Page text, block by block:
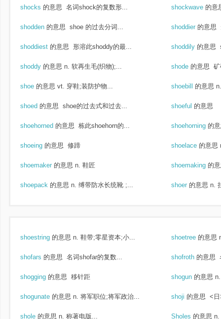
shocks 的意思 名词shock的复数形... shockwave 的意
shodden 的意思 shoe 的过去分词... shoddier 的意思
shoddiest 的意思 形溶此shoddy的最... shoddily 的意思
shoddy 的意思 n. 软再生毛(织物);... shode 的意思
shoe 的意思 vt. 穿鞋;装防护物... shoebill 的意思
shoed 的意思 shoe的过去式和过去... shoeful 的意思
shoehorned 的意思 栋此shoehorn的... shoehorning 的
shoeing 的意思 修蹄 shoelace 的意思
shoemaker 的意思 n. 鞋匠 shoemaking 的
shoepack 的意思 n. 缚带防水长统靴 ;... shoer 的意思 n.
shoestring 的意思 n. 鞋带;零星资本;小... shoetree 的意思
shofars 的意思 名词shofar的复数... shofroth 的意思
shogging 的意思 移针距 shogun 的意思
shogunate 的意思 n. 将军职位;将军政治... shoji 的意思 <
shole 的意思 n. 称著电版... Sholes 的意思